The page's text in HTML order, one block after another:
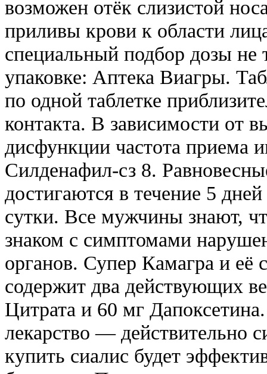
возможен отёк слизистой
приливы крови к области
специальный подбор дозы не
упаковке: Аптека Виагры.
по одной таблетке
контакта. В зависимости от
дисфункции частота приема
Силденафил-сз 8.
достигаются в течение 5
сутки. Все мужчины знают,
знаком с симптомами
органов. Супер Камагра и её
содержит два действующих
Цитрата и 60 мг
лекарство — действительно
купить сиалис будет